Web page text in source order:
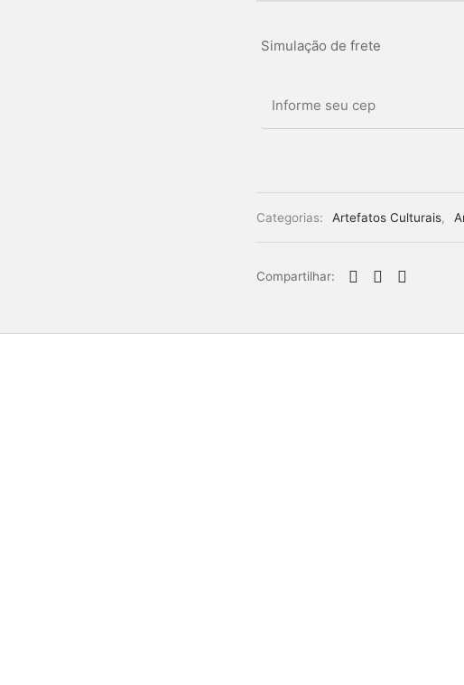
Simulação de frete
Categorias: Artefatos Culturais,
Compartilhar: